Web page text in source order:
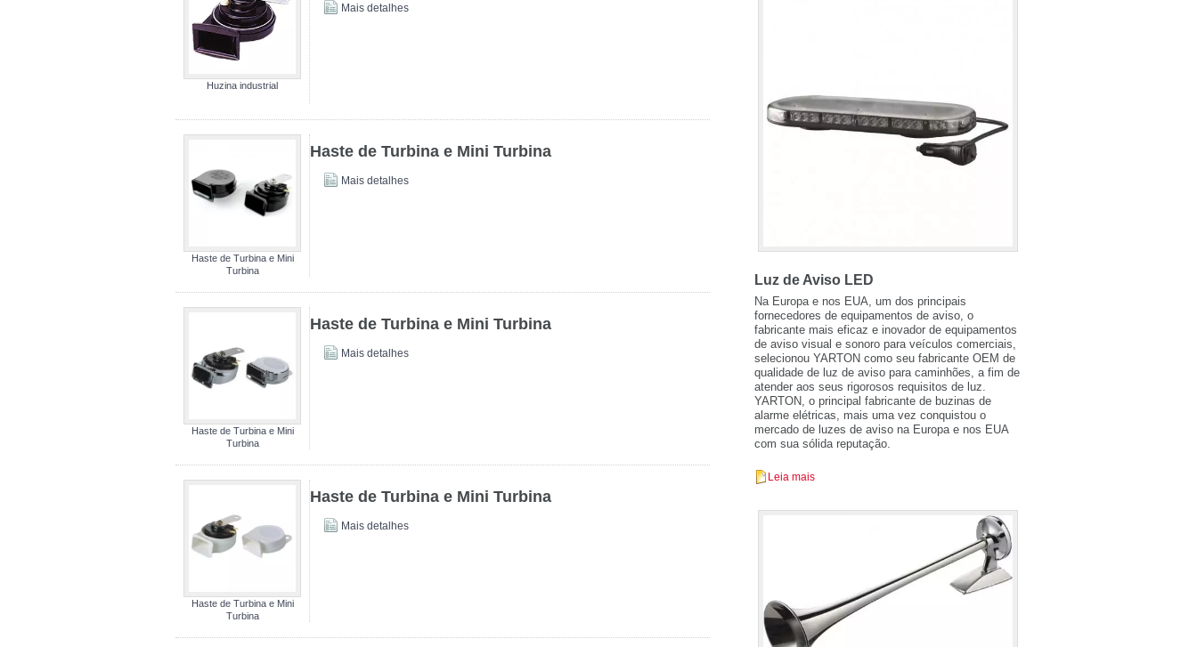
Huzina industrial
Mais detalhes
Haste de Turbina e Mini
Turbina
Haste de Turbina e Mini Turbina
Mais detalhes
Haste de Turbina e Mini
Turbina
Haste de Turbina e Mini Turbina
Mais detalhes
Haste de Turbina e Mini
Turbina
Haste de Turbina e Mini Turbina
Mais detalhes
Luz de Aviso LED
Na Europa e nos EUA, um dos principais
fornecedores de equipamentos de aviso, o
fabricante mais eficaz e inovador de equipamentos
de aviso visual e sonoro para veículos comerciais,
selecionou YARTON como seu fabricante OEM de
qualidade de luz de aviso para caminhões, a fim de
atender aos seus rigorosos requisitos de luz.
YARTON, o principal fabricante de buzinas de
alarme elétricas, mais uma vez conquistou o
mercado de luzes de aviso na Europa e nos EUA
com sua sólida reputação.
Leia mais